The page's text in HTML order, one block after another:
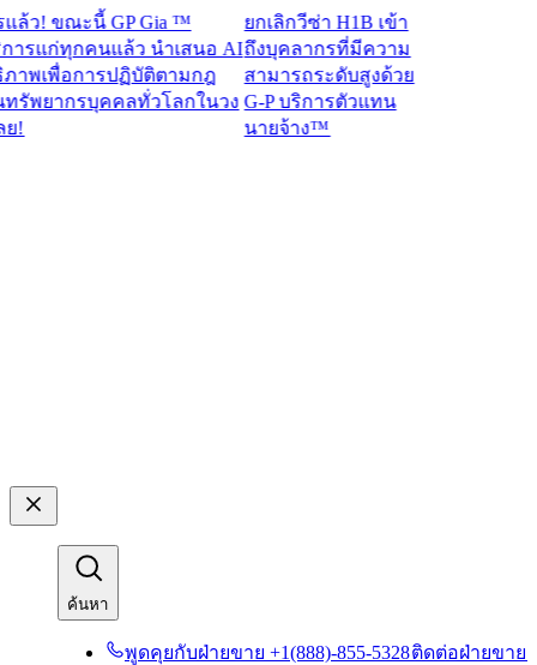
! ขณะนี้ GP Gia ™
แก่ทุกคนแล้ว นำเสนอ AI
เพื่อการปฏิบัติตามกฎ
ยากรบุคคลทั่วโลกในวง
ยกเลิกวีซ่า H1B เข้า
ถึงบุคลากรที่มีความ
สามารถระดับสูงด้วย
G-P บริการตัวแทน
นายจ้าง™​​
ค้นหา​​
พูดคุยกับฝ่ายขาย +1(888)-855-5328​​ติดต่อฝ่ายขาย​​